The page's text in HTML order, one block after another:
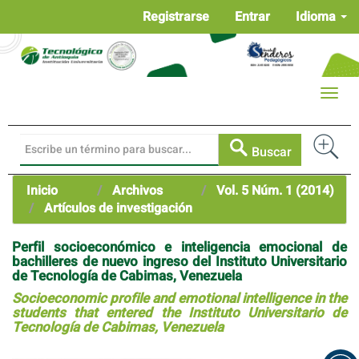
Contenido
principal
Idioma
Registrarse Entrar
Buscar
Toggle
Inicio Archivos
Vol. 5 Núm. 1 (2014)
Artículos de investigación
Perfil socioeconómico e inteligencia emocional de
bachilleres de nuevo ingreso del Instituto Universitario
de Tecnología de Cabimas, Venezuela
Socioeconomic profile and emotional intelligence in the
students that entered the Instituto Universitario de
Tecnología de Cabimas, Venezuela